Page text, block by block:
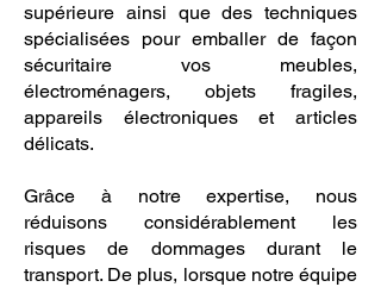
supérieure ainsi que des techniques
spécialisées pour emballer de façon
sécuritaire vos meubles,
électroménagers, objets fragiles,
appareils électroniques et articles
délicats.
Grâce à notre expertise, nous
réduisons considérablement les
risques de dommages durant le
transport. De plus, lorsque notre équipe